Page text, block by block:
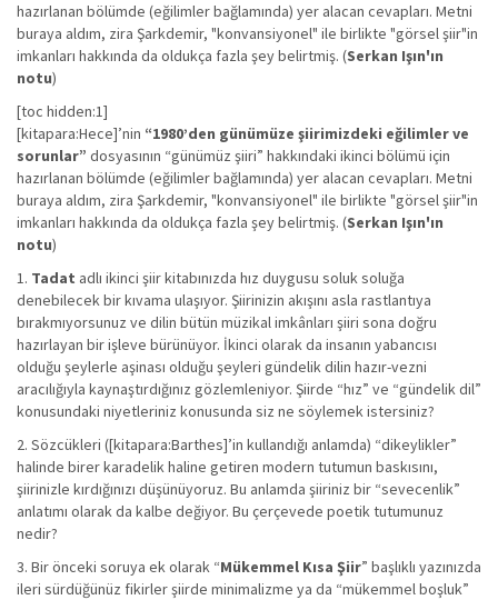
hazırlanan bölümde (eğilimler bağlamında) yer alacan cevapları. Metni
buraya aldım, zira Şarkdemir, "konvansiyonel" ile birlikte "görsel şiir"in
imkanları hakkında da oldukça fazla şey belirtmiş. (Serkan Işın'ın
notu)
[toc hidden:1]
[kitapara:Hece]’nin “1980’den günümüze şiirimizdeki eğilimler ve
sorunlar” dosyasının “günümüz şiiri” hakkındaki ikinci bölümü için
hazırlanan bölümde (eğilimler bağlamında) yer alacan cevapları. Metni
buraya aldım, zira Şarkdemir, "konvansiyonel" ile birlikte "görsel şiir"in
imkanları hakkında da oldukça fazla şey belirtmiş. (Serkan Işın'ın
notu)
1. Tadat adlı ikinci şiir kitabınızda hız duygusu soluk soluğa
denebilecek bir kıvama ulaşıyor. Şiirinizin akışını asla rastlantıya
bırakmıyorsunuz ve dilin bütün müzikal imkânları şiiri sona doğru
hazırlayan bir işleve bürünüyor. İkinci olarak da insanın yabancısı
olduğu şeylerle aşinası olduğu şeyleri gündelik dilin hazır-vezni
aracılığıyla kaynaştırdığınız gözlemleniyor. Şiirde “hız” ve “gündelik dil”
konusundaki niyetleriniz konusunda siz ne söylemek istersiniz?
2. Sözcükleri ([kitapara:Barthes]’in kullandığı anlamda) “dikeylikler”
halinde birer karadelik haline getiren modern tutumun baskısını,
şiirinizle kırdığınızı düşünüyoruz. Bu anlamda şiiriniz bir “sevecenlik”
anlatımı olarak da kalbe değiyor. Bu çerçevede poetik tutumunuz
nedir?
3. Bir önceki soruya ek olarak “Mükemmel Kısa Şiir” başlıklı yazınızda
ileri sürdüğünüz fikirler şiirde minimalizme ya da “mükemmel boşluk”